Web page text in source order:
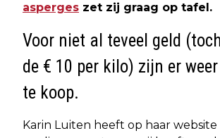
asperges zet zij graag op tafel.
Voor niet al teveel geld
de € 10 per kilo) zijn er
te koop.
Karin Luiten heeft op haar